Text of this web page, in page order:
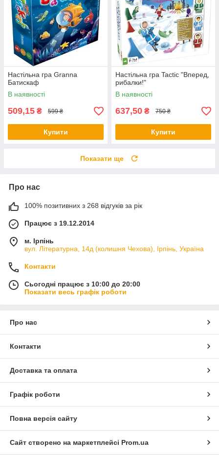
Настільна гра Granna
Батискаф
В наявності
509,15 ₴ 599 ₴
Купити
Настільна гра Tactic "Вперед,
рибалки!"
В наявності
637,50 ₴ 750 ₴
Купити
Показати ще
Про нас
100% позитивних з 268 відгуків за рік
Працює з 19.12.2014
м. Ірпінь
вул. Літературна, 14д (колишня Чехова), Ірпінь, Україна
Контакти
Сьогодні працює з 10:00 до 20:00
Показати весь графік роботи
Про нас
Контакти
Доставка та оплата
Графік роботи
Повна версія сайту
Сайт створено на маркетплейсі Prom.ua